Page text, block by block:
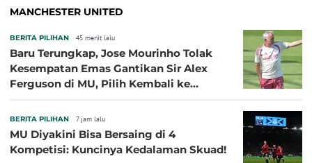
MANCHESTER UNITED
BERITA PILIHAN 45 menit lalu
Baru Terungkap, Jose Mourinho Tolak
Kesempatan Emas Gantikan Sir Alex
Ferguson di MU, Pilih Kembali ke
BERITA PILIHAN 7 jam lalu
MU Diyakini Bisa Bersaing di 4
Kompetisi: Kuncinya Kedalaman Skuad!